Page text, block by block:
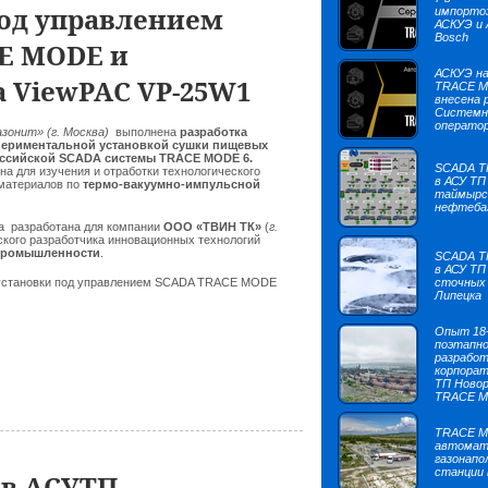
управлением
MODE и
VP-25W1
(г. Москва) выполнена разработка
установкой сушки пищевых
SCADA системы TRACE MODE 6.
для изучения и отработки технологического
по термо-вакуумно-импульсной
разработана для компании ООО «ТВИН ТК» (г.
разработчика инновационных технологий
под управлением SCADA TRACE MODE
АСКУЭ и
Bosch
АСКУЭ
TRACE
внесена
SCADA
в АСУ
SCADA
в АСУ ТП
сточных
Липецка
Опыт
ТП
TRACE
TRACE
станции